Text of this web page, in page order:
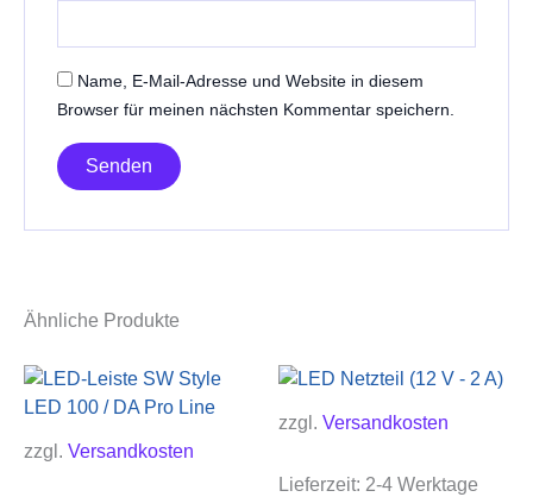
Name, E-Mail-Adresse und Website in diesem
Browser für meinen nächsten Kommentar speichern.
Ähnliche Produkte
zzgl. Versandkosten
zzgl. Versandkosten
Lieferzeit: 2-4 Werktage